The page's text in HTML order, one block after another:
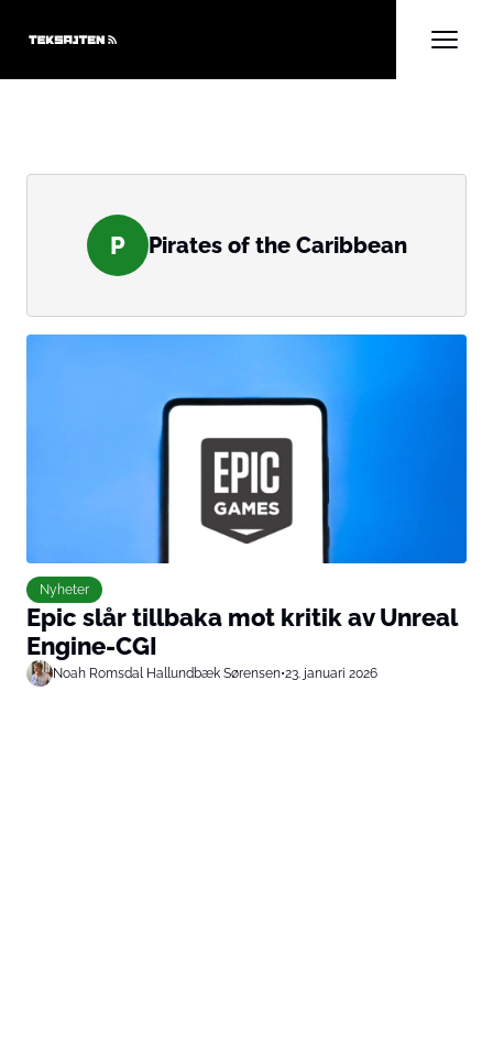
P Pirates of the Caribbean
Nyheter
Epic slår tillbaka mot kritik av Unreal
Engine-CGI
Noah Romsdal Hallundbæk Sørensen•23. januari 2026